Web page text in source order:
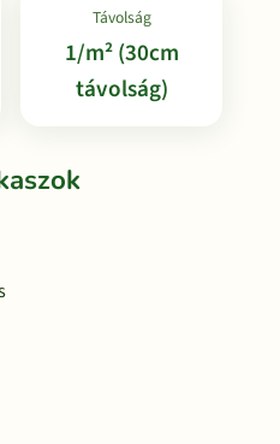
Távolság
1/m² (30cm
távolság)